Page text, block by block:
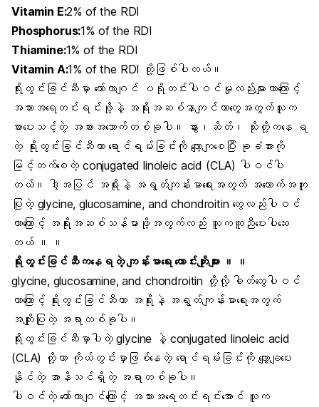
Vitamin E:2% of the RDI
Phosphorus:1% of the RDI
Thiamine:1% of the RDI
Vitamin A:1% of the RDI တို့ဖြစ်ပါတယ်။
ရိုးတွင်းခြင်ဆီမှာ ကော်လာဂျင် ပရိုတင်းပါဝင်မှုလည်းများတာကြောင့်
အသားအရေတင်းရင်း ဖို့နဲ့ အရိုးအဆစ်နာကျင်တာတွေအတွက်သူက
စားပေးသင့်တဲ့ အစားအသောက်တစ်ခုပါ။ နွား၊ဆိတ်၊ သိုးတို့ကနေ ရ
တဲ့ ရိုးတွင်းခြင်ဆီဟာ ရောင်ရမ်းခြင်းကို လျော့ကျစေပြီး ခုခံအားကို
မြင့်တက်စေတဲ့ conjugated linoleic acid (CLA) ပါဝင်ပါ
တယ်။ ဒါ့အပြင် အရိုးနဲ့ အရွတ်ကျန်းမာရေးအတွက် အထောက်အကူ
ပြုတဲ့ glycine, glucosamine, and chondroitin တွေလည်းပါဝင်
တာကြောင့် အရိုးအဆစ်သန်မာဖို့အတွက်လည်း သူကကူညီပေးပါသေး
တယ် ။ ။
ရိုးတွင်းခြင်ဆီကနေရတဲ့ ကျန်းမာရေး ကောင်းကျိုးများ ။ ။
glycine, glucosamine, and chondroitin တို့လို့ ဓါတ်တွေပါဝင်
တာကြောင့် ရိုးတွင်းခြင်ဆီဟာ အရိုး နဲ့ အရွတ်ကျန်းမာရေးအတွက်
အကျိုးပြုတဲ့ အရာတစ်ခုပါ။
ရိုးတွင်းခြင်ဆီမှာပါတဲ့ glycine နဲ့ conjugated linoleic acid
(CLA) တို့ဟာ ကိုယ်တွင်းမှာဖြစ်နေတဲ့ ရောင်ရမ်းခြင် းကို လျှော့ချပေး
နိုင်တဲ့ အာနိသင်ရှိတဲ့ အရာတစ်ခုပါ။
ပါဝင်တဲ့ ကော်လာဂျင်ကြောင့် အသားအရေတင်းရင်းအောင် သူက